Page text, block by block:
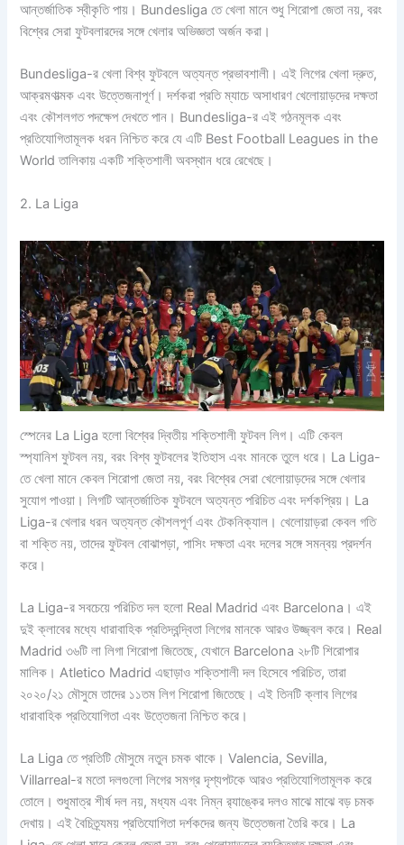
আন্তর্জাতিক স্বীকৃতি পায়। Bundesliga তে খেলা মানে শুধু শিরোপা জেতা নয়, বরং
বিশ্বের সেরা ফুটবলারদের সঙ্গে খেলার অভিজ্ঞতা অর্জন করা।
Bundesliga-র খেলা বিশ্ব ফুটবলে অত্যন্ত প্রভাবশালী। এই লিগের খেলা দ্রুত,
আক্রমণাত্মক এবং উত্তেজনাপূর্ণ। দর্শকরা প্রতি ম্যাচে অসাধারণ খেলোয়াড়দের দক্ষতা
এবং কৌশলগত পদক্ষেপ দেখতে পান। Bundesliga-র এই গঠনমূলক এবং
প্রতিযোগিতামূলক ধরন নিশ্চিত করে যে এটি Best Football Leagues in the
World তালিকায় একটি শক্তিশালী অবস্থান ধরে রেখেছে।
2. La Liga
স্পেনের La Liga হলো বিশ্বের দ্বিতীয় শক্তিশালী ফুটবল লিগ। এটি কেবল
স্প্যানিশ ফুটবল নয়, বরং বিশ্ব ফুটবলের ইতিহাস এবং মানকে তুলে ধরে। La Liga-
তে খেলা মানে কেবল শিরোপা জেতা নয়, বরং বিশ্বের সেরা খেলোয়াড়দের সঙ্গে খেলার
সুযোগ পাওয়া। লিগটি আন্তর্জাতিক ফুটবলে অত্যন্ত পরিচিত এবং দর্শকপ্রিয়। La
Liga-র খেলার ধরন অত্যন্ত কৌশলপূর্ণ এবং টেকনিক্যাল। খেলোয়াড়রা কেবল গতি
বা শক্তি নয়, তাদের ফুটবল বোঝাপড়া, পাসিং দক্ষতা এবং দলের সঙ্গে সমন্বয় প্রদর্শন
করে।
La Liga-র সবচেয়ে পরিচিত দল হলো Real Madrid এবং Barcelona। এই
দুই ক্লাবের মধ্যে ধারাবাহিক প্রতিদ্বন্দ্বিতা লিগের মানকে আরও উজ্জ্বল করে। Real
Madrid ৩৬টি লা লিগা শিরোপা জিতেছে, যেখানে Barcelona ২৮টি শিরোপার
মালিক। Atletico Madrid এছাড়াও শক্তিশালী দল হিসেবে পরিচিত, তারা
২০২০/২১ মৌসুমে তাদের ১১তম লিগ শিরোপা জিতেছে। এই তিনটি ক্লাব লিগের
ধারাবাহিক প্রতিযোগিতা এবং উত্তেজনা নিশ্চিত করে।
La Liga তে প্রতিটি মৌসুমে নতুন চমক থাকে। Valencia, Sevilla,
Villarreal-র মতো দলগুলো লিগের সমগ্র দৃশ্যপটকে আরও প্রতিযোগিতামূলক করে
তোলে। শুধুমাত্র শীর্ষ দল নয়, মধ্যম এবং নিম্ন র‌্যাঙ্কের দলও মাঝে মাঝে বড় চমক
দেখায়। এই বৈচিত্র্যময় প্রতিযোগিতা দর্শকদের জন্য উত্তেজনা তৈরি করে। La